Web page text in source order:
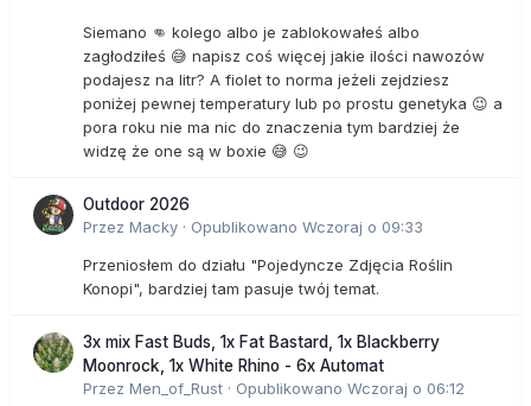
Siemano 👊 kolego albo je zablokowałeś albo
zagłodziłeś 😅 napisz coś więcej jakie ilości nawozów
podajesz na litr? A fiolet to norma jeżeli zejdziesz
poniżej pewnej temperatury lub po prostu genetyka 😉 a
pora roku nie ma nic do znaczenia tym bardziej że
widzę że one są w boxie 😅 😉
Outdoor 2026
Przez Macky · Opublikowano Wczoraj o 09:33
Przeniosłem do działu "Pojedyncze Zdjęcia Roślin
Konopi", bardziej tam pasuje twój temat.
3x mix Fast Buds, 1x Fat Bastard, 1x Blackberry
Moonrock, 1x White Rhino - 6x Automat
Przez Men_of_Rust · Opublikowano Wczoraj o 06:12